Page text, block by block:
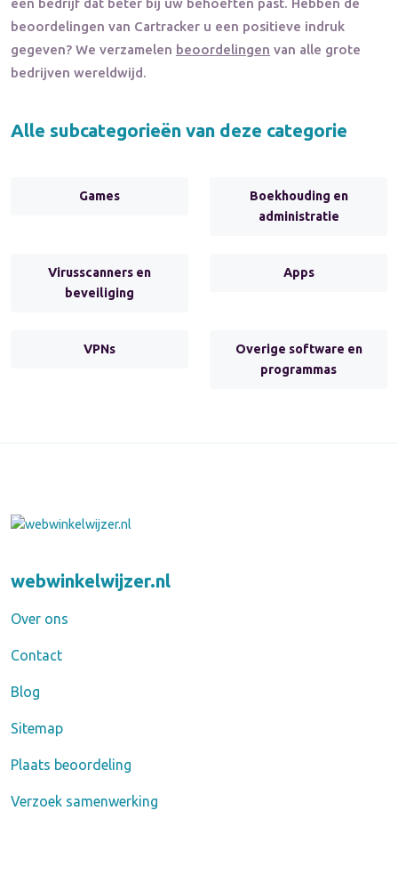
beoordelingen van Cartracker u een positieve indruk
gegeven? We verzamelen beoordelingen van alle grote
bedrijven wereldwijd.
Alle subcategorieën van deze categorie
Games
Boekhouding en
administratie
Virusscanners en
beveiliging
Apps
VPNs
Overige software en
programmas
webwinkelwijzer.nl
Over ons
Contact
Blog
Sitemap
Plaats beoordeling
Verzoek samenwerking